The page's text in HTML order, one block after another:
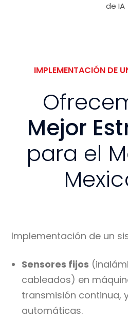
de IA
IMPLEMENTACIÓN DE
Mejor
para el
Implementación de un
Sensores fijos
cableados) en
transmisión continua,
automáticas.